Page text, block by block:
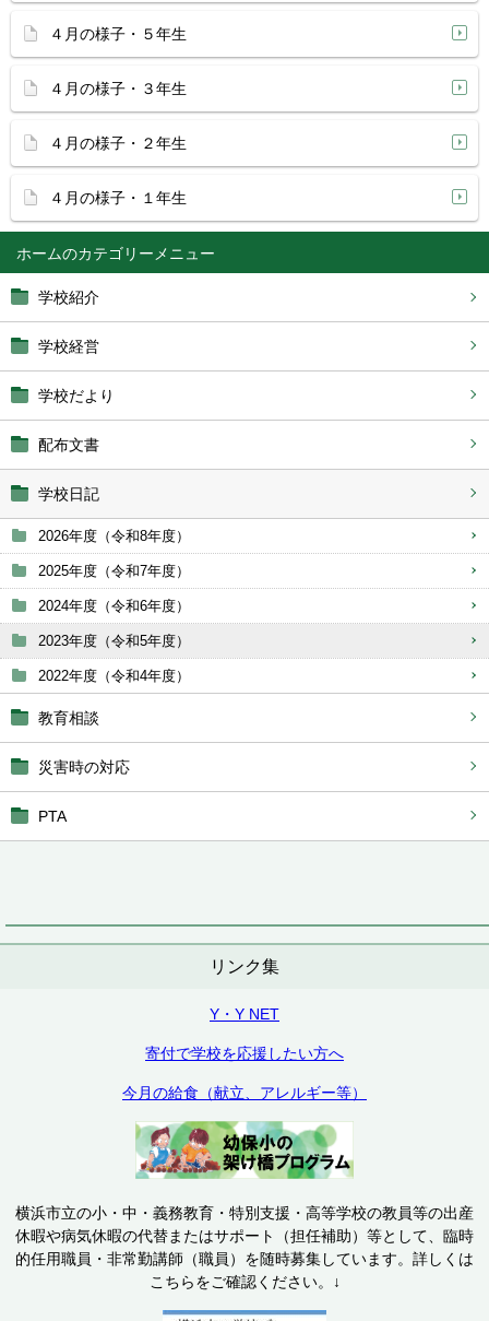
ホーム
学校紹介
学校経営
学校だより
配布文書
学校日記
2026年度（令和8年度）
2025年度（令和7年度）
2024年度（令和6年度）
2023年度（令和5年度）
2022年度（令和4年度）
教育相談
災害時の対応
PTA
リンク集
Y・Y NET
寄付で学校を応援したい方へ
今月の給食（献立、アレルギー等）
横浜市立の小・中・義務教育・特別支援・高等学校の教員等の出産
休暇や病気休暇の代替またはサポート（担任補助）等として、臨時
的任用職員・非常勤講師（職員）を随時募集しています。詳しくは
こちらをご確認ください。↓
４月の様子・５年生
４月の様子・３年生
４月の様子・２年生
４月の様子・１年生